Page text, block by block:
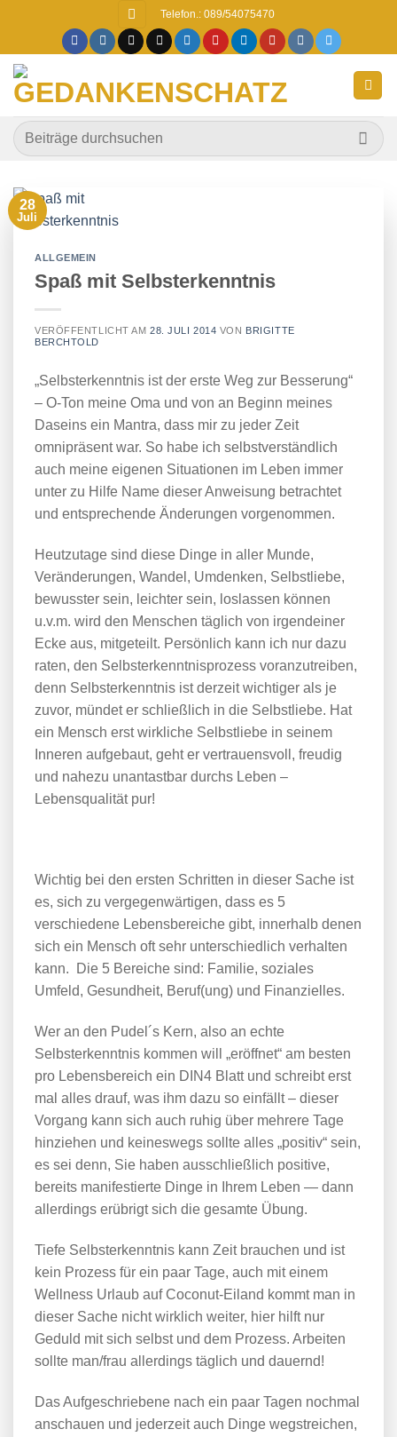
springen
Telefon.: 089/54075470
28
Juli
ALLGEMEIN
Spaß mit Selbsterkenntnis
VERÖFFENTLICHT AM28. JULI 2014 VON BRIGITTE
BERCHTOLD
„Selbsterkenntnis ist der erste Weg zur Besserung“
– O-Ton meine Oma und von an Beginn meines
Daseins ein Mantra, dass mir zu jeder Zeit
omnipräsent war. So habe ich selbstverständlich
auch meine eigenen Situationen im Leben immer
unter zu Hilfe Name dieser Anweisung betrachtet
und entsprechende Änderungen vorgenommen.
Heutzutage sind diese Dinge in aller Munde,
Veränderungen, Wandel, Umdenken, Selbstliebe,
bewusster sein, leichter sein, loslassen können
u.v.m. wird den Menschen täglich von irgendeiner
Ecke aus, mitgeteilt. Persönlich kann ich nur dazu
raten, den Selbsterkenntnisprozess voranzutreiben,
denn Selbsterkenntnis ist derzeit wichtiger als je
zuvor, mündet er schließlich in die Selbstliebe. Hat
ein Mensch erst wirkliche Selbstliebe in seinem
Inneren aufgebaut, geht er vertrauensvoll, freudig
und nahezu unantastbar durchs Leben –
Lebensqualität pur!
Wichtig bei den ersten Schritten in dieser Sache ist
es, sich zu vergegenwärtigen, dass es 5
verschiedene Lebensbereiche gibt, innerhalb denen
sich ein Mensch oft sehr unterschiedlich verhalten
kann. Die 5 Bereiche sind: Familie, soziales
Umfeld, Gesundheit, Beruf(ung) und Finanzielles.
Wer an den Pudel´s Kern, also an echte
Selbsterkenntnis kommen will „eröffnet“ am besten
pro Lebensbereich ein DIN4 Blatt und schreibt erst
mal alles drauf, was ihm dazu so einfällt – dieser
Vorgang kann sich auch ruhig über mehrere Tage
hinziehen und keineswegs sollte alles „positiv“ sein,
es sei denn, Sie haben ausschließlich positive,
bereits manifestierte Dinge in Ihrem Leben — dann
allerdings erübrigt sich die gesamte Übung.
Tiefe Selbsterkenntnis kann Zeit brauchen und ist
kein Prozess für ein paar Tage, auch mit einem
Wellness Urlaub auf Coconut-Eiland kommt man in
dieser Sache nicht wirklich weiter, hier hilft nur
Geduld mit sich selbst und dem Prozess. Arbeiten
sollte man/frau allerdings täglich und dauernd!
Das Aufgeschriebene nach ein paar Tagen nochmal
anschauen und jederzeit auch Dinge wegstreichen,